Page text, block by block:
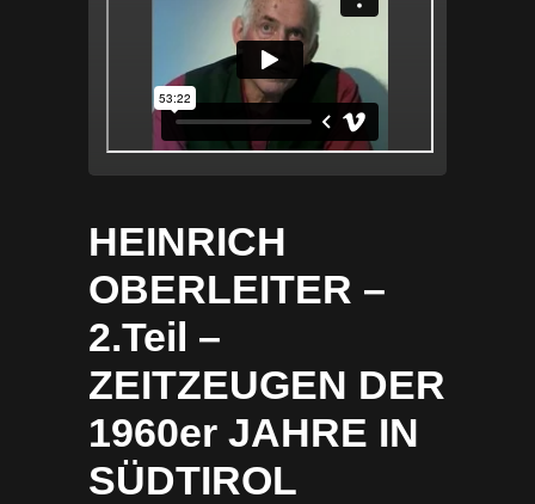
HEINRICH
OBERLEITER –
2.Teil –
ZEITZEUGEN DER
1960er JAHRE IN
SÜDTIROL